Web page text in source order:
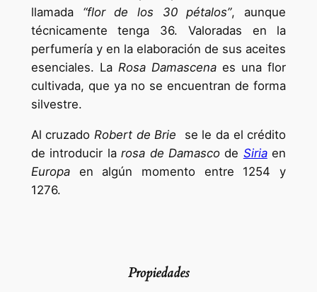
llamada “flor de los 30 pétalos”, aunque
técnicamente tenga 36. Valoradas en la
perfumería y en la elaboración de sus aceites
esenciales. La Rosa Damascena es una flor
cultivada, que ya no se encuentran de forma
silvestre.
Al cruzadoRobert de Brie se le da el crédito
de introducir larosa de Damascode Siriaen
Europaen algún momento entre 1254 y
1276.
Propiedades